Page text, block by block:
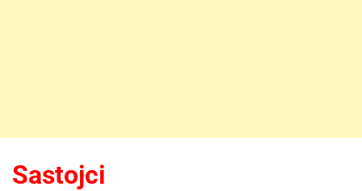
Sastojci